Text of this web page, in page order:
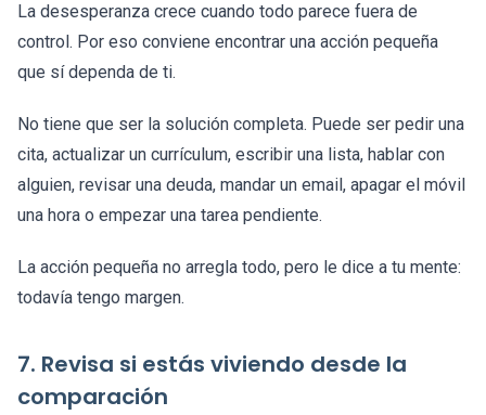
La desesperanza crece cuando todo parece fuera de
control. Por eso conviene encontrar una acción pequeña
que sí dependa de ti.
No tiene que ser la solución completa. Puede ser pedir una
cita, actualizar un currículum, escribir una lista, hablar con
alguien, revisar una deuda, mandar un email, apagar el móvil
una hora o empezar una tarea pendiente.
La acción pequeña no arregla todo, pero le dice a tu mente:
todavía tengo margen.
7. Revisa si estás viviendo desde la
comparación